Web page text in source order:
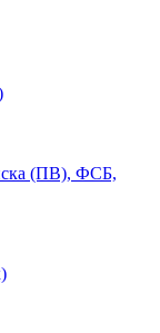
(ПВ), ФСБ,